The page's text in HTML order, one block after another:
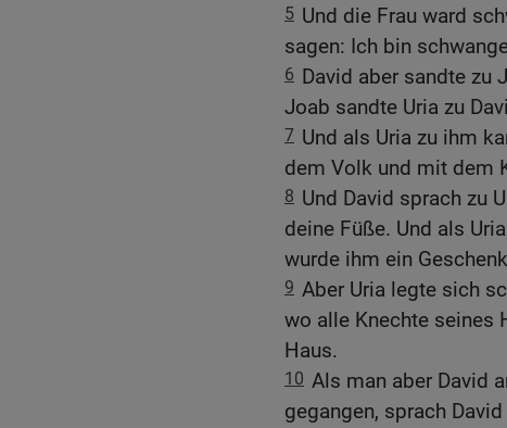
5 Und die Frau ward
sagen: Ich bin
6 David aber sandte zu
Joab sandte Uria zu
7 Und als Uria zu ihm
dem Volk und mit dem
8 Und David sprach zu
deine Füße. Und als
wurde ihm ein
9 Aber Uria legte sich
wo alle Knechte seines
Haus.
10 Als man aber David
gegangen, sprach